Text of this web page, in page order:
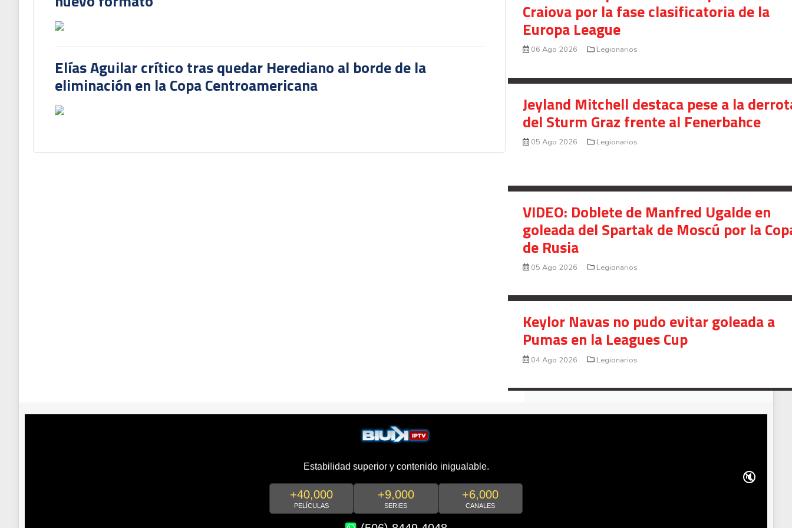
Elías Aguilar crítico tras quedar Herediano al borde de la
eliminación en la Copa Centroamericana
Craiova por la fase clasificatoria de la
Europa League
06 Ago 2026 Legionarios
Jeyland Mitchell destaca pese a la
del Sturm Graz frente al Fenerbahce
05 Ago 2026 Legionarios
VIDEO: Doblete de Manfred Ugalde en
goleada del Spartak de Moscú por la
de Rusia
05 Ago 2026 Legionarios
Keylor Navas no pudo evitar goleada a
Pumas en la Leagues Cup
04 Ago 2026 Legionarios
Estabilidad superior y contenido inigualable.
+40,000
PELÍCULAS
+9,000
SERIES
+6,000
CANALES
🔇